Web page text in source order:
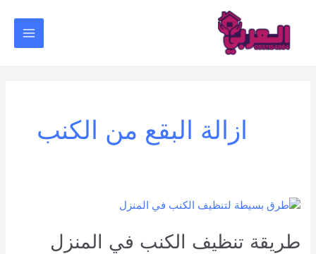
المحتوى
ازالة البقع من الكنب
طريقة تنظيف الكنب في المنزل
طريقة
الكنب